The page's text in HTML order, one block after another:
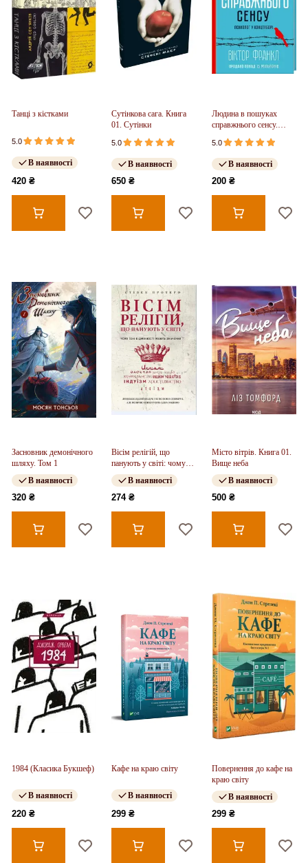
Танці з кістками
5.0
В наявності
420 ₴
Сутінкова сага. Книга
01. Сутінки
5.0
В наявності
650 ₴
Людина в пошуках
справжнього сенсу.
Психолог у концтаборі
5.0
В наявності
200 ₴
Засновник демонічного
шляху. Том 1
В наявності
320 ₴
Вісім релігій, що
панують у світі: чому
їхні відмінності мають
значенняВ наявності
274 ₴
Місто вітрів. Книга 01.
Вище неба
В наявності
500 ₴
1984 (Класика Букшеф)
В наявності
220 ₴
Кафе на краю світу
В наявності
299 ₴
Повернення до кафе на
краю світу
В наявності
299 ₴